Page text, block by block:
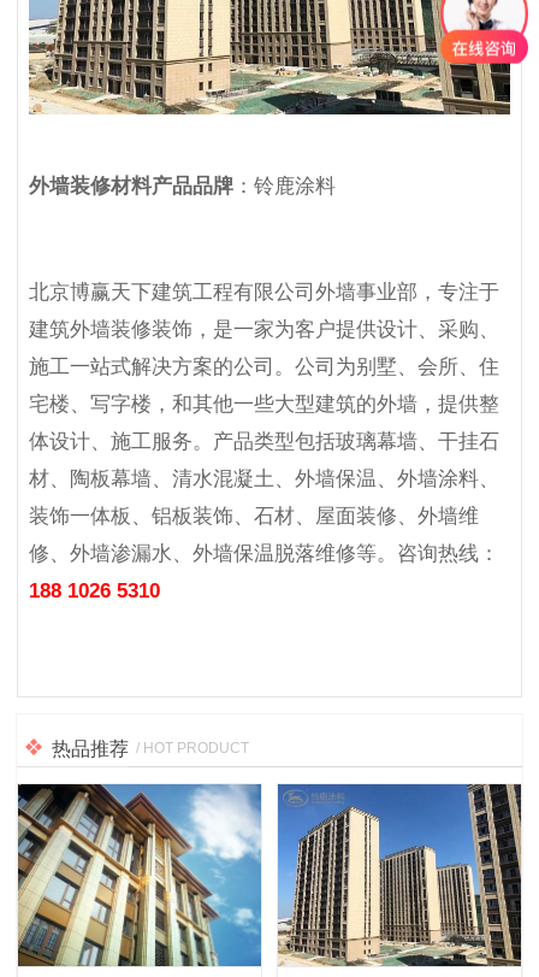
外墙装修材料产品品牌：铃鹿涂料
北京博赢天下建筑工程有限公司外墙事业部，专注于
建筑外墙装修装饰，是一家为客户提供设计、采购、
施工一站式解决方案的公司。公司为别墅、会所、住
宅楼、写字楼，和其他一些大型建筑的外墙，提供整
体设计、施工服务。产品类型包括玻璃幕墙、干挂石
材、陶板幕墙、清水混凝土、外墙保温、外墙涂料、
装饰一体板、铝板装饰、石材、屋面装修、外墙维
修、外墙渗漏水、外墙保温脱落维修等。咨询热线：
188 1026 5310
热品推荐 / HOT PRODUCT